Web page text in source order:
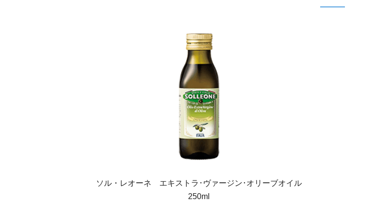
ソル・レオーネ エキストラ･ヴァージン･オリーブオイル
250ml